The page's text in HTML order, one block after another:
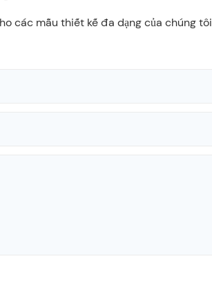
các mẫu thiết kế đa dạng của chúng tôi